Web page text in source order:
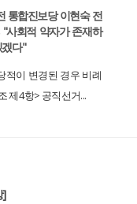
통합진보당 이현숙 전
"사회적 약자가 존재하
다"
적이 변경된 경우 비례
제4항> 공직선거...
]